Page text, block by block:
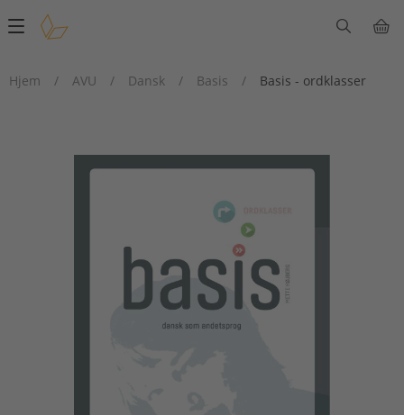
Main
Hjem
/ AVU / Dansk / Basis / Basis - ordklasser